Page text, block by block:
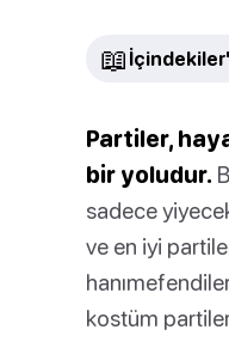
📖
Partiler,
bir yoludur.
sadece
ve en iyi
kostüm